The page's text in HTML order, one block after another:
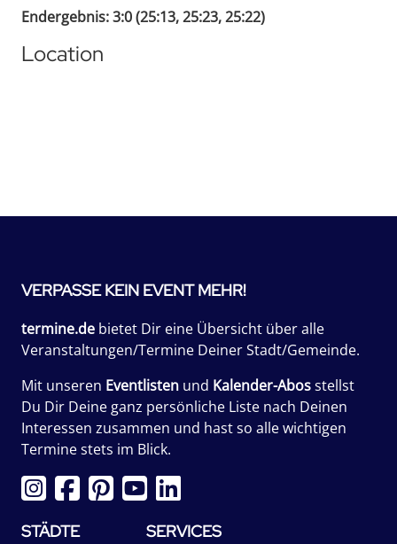
Endergebnis: 3:0 (25:13, 25:23, 25:22)
Location
VERPASSE KEIN EVENT MEHR!
termine.de bietet Dir eine Übersicht über alle
Veranstaltungen/Termine Deiner Stadt/Gemeinde.
Mit unseren Eventlisten und Kalender-Abosstellst
Du Dir Deine ganz persönliche Liste nach Deinen
Interessen zusammen und hast so alle wichtigen
Termine stets im Blick.
STÄDTE SERVICES